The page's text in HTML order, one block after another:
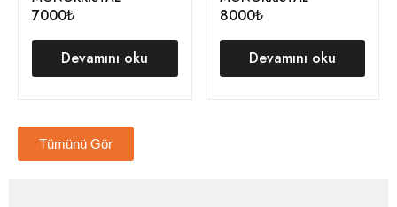
7000₺
Devamını oku
8000₺
Devamını oku
Tümünü Gör